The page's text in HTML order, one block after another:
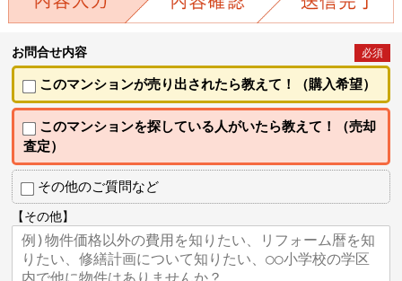
お問合せ内容 必須
このマンションが売り出されたら教えて！（購入希望）
このマンションを探している人がいたら教えて！（売却
査定）
その他のご質問など
【その他】